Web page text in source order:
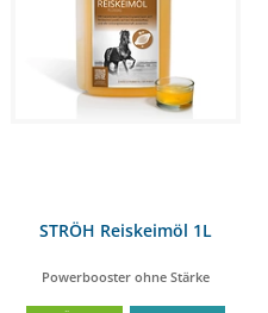
Bei Manganmangel
STRÖH Reiskeimöl 1L
Powerbooster ohne Stärke